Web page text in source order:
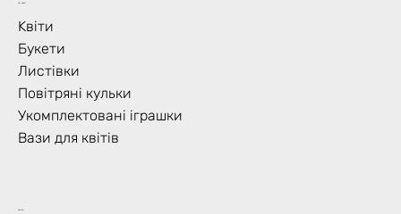
Що Цвіте?
Kвіти
Букети
Листівки
Повітряні кульки
Укомплектовані іграшки
Вази для квітів
Контакт